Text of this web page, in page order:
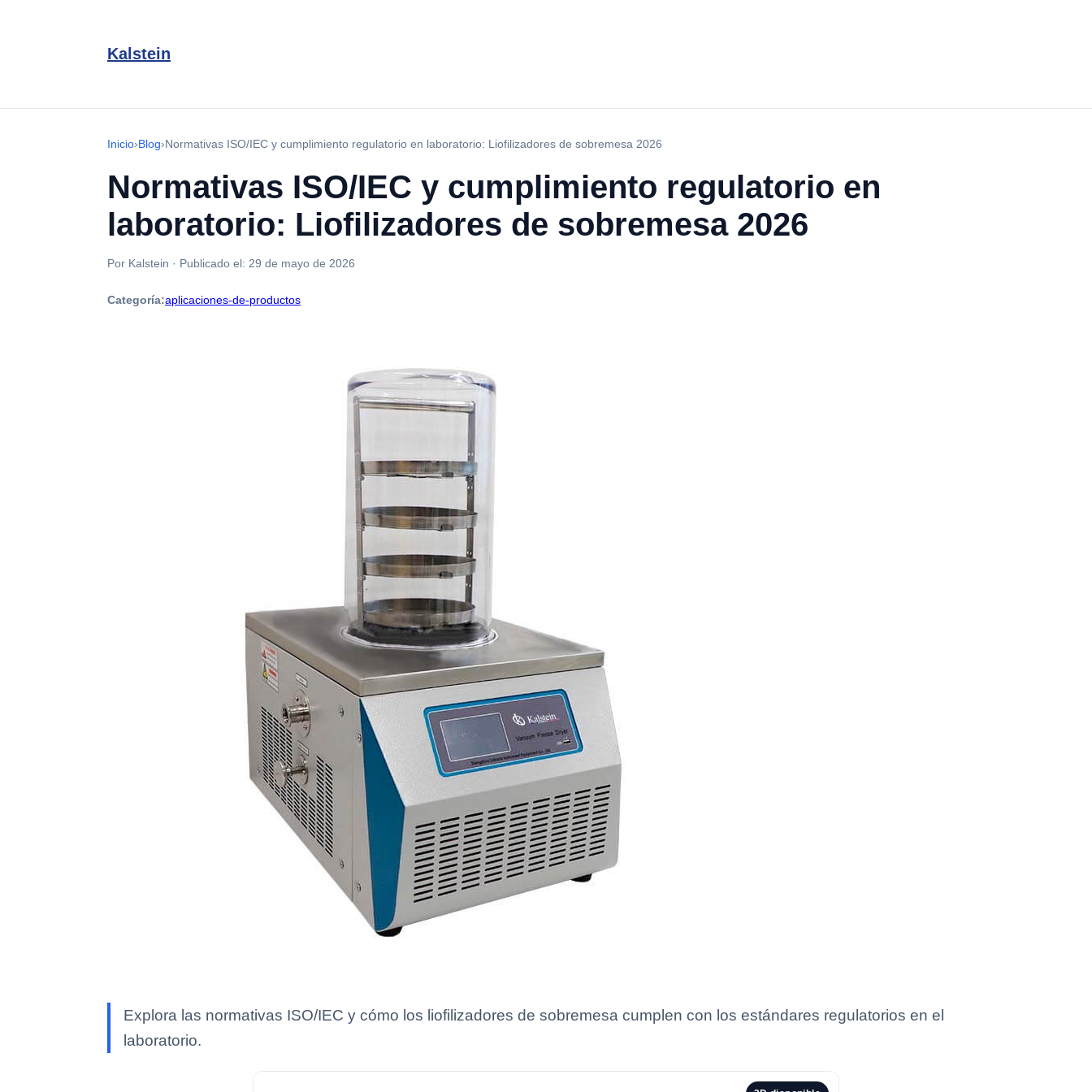
Kalstein
Inicio›Blog›Normativas ISO/IEC y cumplimiento regulatorio en laboratorio: Liofilizadores de sobremesa 2026
Normativas ISO/IEC y cumplimiento regulatorio en
laboratorio: Liofilizadores de sobremesa 2026
Por Kalstein · Publicado el: 29 de mayo de 2026
Categoría:aplicaciones-de-productos
Explora las normativas ISO/IEC y cómo los liofilizadores de sobremesa cumplen con los estándares regulatorios en el
laboratorio.